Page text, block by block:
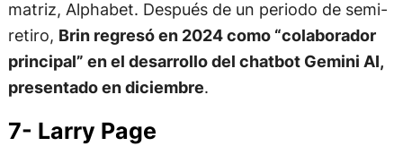
matriz, Alphabet. Después de un periodo de semi-
retiro, Brin regresó en 2024 como “colaborador
principal” en el desarrollo del chatbot Gemini AI,
presentado en diciembre.
7- Larry Page